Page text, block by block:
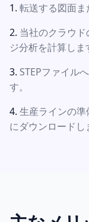
転送する図面ま
当社のクラウ
ジ分析を計算しま
STEPファイル
す。
生産ラインの
にダウンロードし